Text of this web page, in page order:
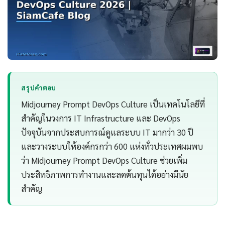
สรุปคำตอบ
Midjourney Prompt DevOps Culture เป็นเทคโนโลยีที่
สำคัญในวงการ IT Infrastructure และ DevOps
ปัจจุบันจากประสบการณ์ดูแลระบบ IT มากว่า 30 ปี
และวางระบบให้องค์กรกว่า 600 แห่งทั่วประเทศผมพบ
ว่า Midjourney Prompt DevOps Culture ช่วยเพิ่ม
ประสิทธิภาพการทำงานและลดต้นทุนได้อย่างมีนัย
สำคัญ